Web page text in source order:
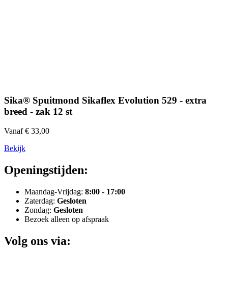
Sika® Spuitmond Sikaflex Evolution 529 - extra
breed - zak 12 st
Vanaf € 33,00
Bekijk
Openingstijden:
Maandag-Vrijdag: 8:00 - 17:00
Zaterdag: Gesloten
Zondag: Gesloten
Bezoek alleen op afspraak
Volg ons via: